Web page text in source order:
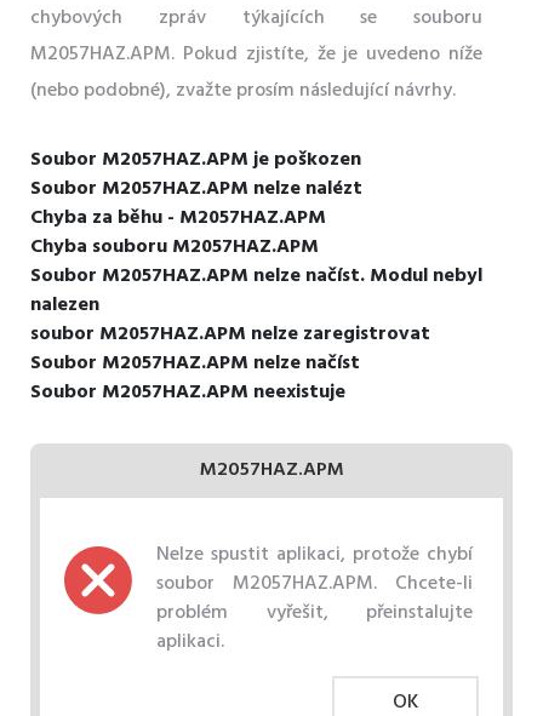
chybových zpráv týkajících se souboru
M2057HAZ.APM. Pokud zjistíte, že je uvedeno níže
(nebo podobné), zvažte prosím následující návrhy.
Soubor M2057HAZ.APM je poškozen
Soubor M2057HAZ.APM nelze nalézt
Chyba za běhu - M2057HAZ.APM
Chyba souboru M2057HAZ.APM
Soubor M2057HAZ.APM nelze načíst. Modul nebyl
nalezen
soubor M2057HAZ.APM nelze zaregistrovat
Soubor M2057HAZ.APM nelze načíst
Soubor M2057HAZ.APM neexistuje
M2057HAZ.APM
Nelze spustit aplikaci, protože chybí
soubor M2057HAZ.APM. Chcete-li
problém vyřešit, přeinstalujte
aplikaci.
OK